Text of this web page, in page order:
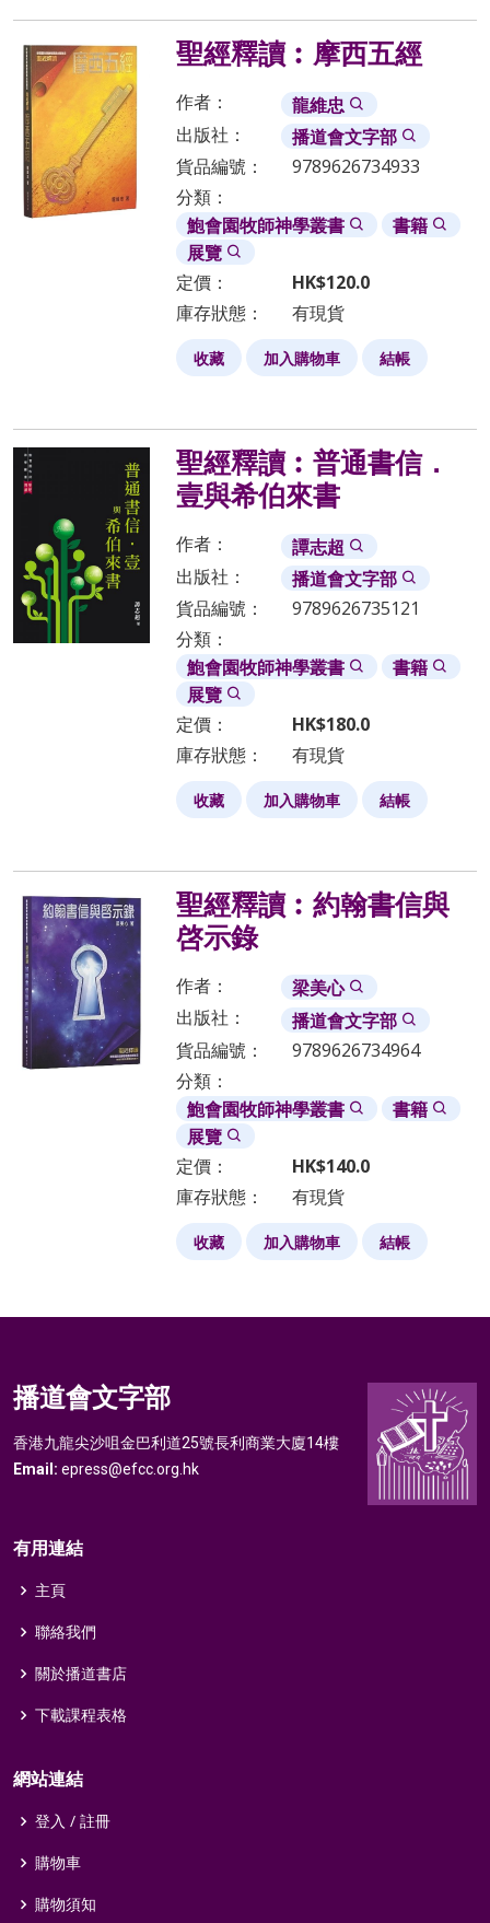
聖經釋讀︰摩西五經
作者：
龍維忠
出版社：
播道會文字部
貨品編號：
9789626734933
分類：
鮑會園牧師神學叢書
書籍
展覽
定價：
HK$120.0
庫存狀態：
有現貨
收藏 加入購物車 結帳
聖經釋讀︰普通書信．
壹與希伯來書
作者：
譚志超
出版社：
播道會文字部
貨品編號：
9789626735121
分類：
鮑會園牧師神學叢書
書籍
展覽
定價：
HK$180.0
庫存狀態：
有現貨
收藏 加入購物車 結帳
聖經釋讀︰約翰書信與
啓示錄
作者：
梁美心
出版社：
播道會文字部
貨品編號：
9789626734964
分類：
鮑會園牧師神學叢書
書籍
展覽
定價：
HK$140.0
庫存狀態：
有現貨
收藏 加入購物車 結帳
播道會文字部
香港九龍尖沙咀金巴利道25號長利商業大廈14樓
Email: epress@efcc.org.hk
有用連結
主頁
聯絡我們
關於播道書店
下載課程表格
網站連結
登入 / 註冊
購物車
購物須知